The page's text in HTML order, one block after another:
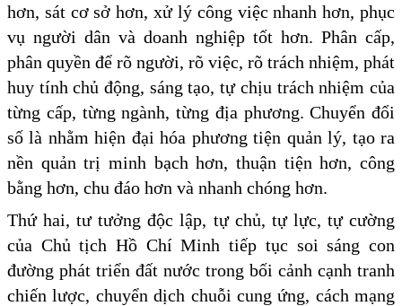
hơn, sát cơ sở hơn, xử lý công việc nhanh hơn, phục
vụ người dân và doanh nghiệp tốt hơn. Phân cấp,
phân quyền để rõ người, rõ việc, rõ trách nhiệm, phát
huy tính chủ động, sáng tạo, tự chịu trách nhiệm của
từng cấp, từng ngành, từng địa phương. Chuyển đổi
số là nhằm hiện đại hóa phương tiện quản lý, tạo ra
nền quản trị minh bạch hơn, thuận tiện hơn, công
bằng hơn, chu đáo hơn và nhanh chóng hơn.
Thứ hai, tư tưởng độc lập, tự chủ, tự lực, tự cường
của Chủ tịch Hồ Chí Minh tiếp tục soi sáng con
đường phát triển đất nước trong bối cảnh cạnh tranh
chiến lược, chuyển dịch chuỗi cung ứng, cách mạng